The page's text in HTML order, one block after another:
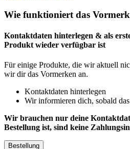
Wie funktioniert das
Kontaktdaten hinterlegen & als
Produkt wieder verfügbar ist
Für einige Produkte, die wir aktuell
wir dir das Vormerken an.
Kontaktdaten hinterlegen
Wir informieren dich, sobald
Wir brauchen nur deine
Bestellung ist, sind keine
Bestellung